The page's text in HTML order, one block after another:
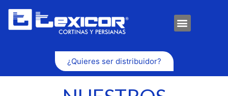
¿Quieres ser distribuidor?